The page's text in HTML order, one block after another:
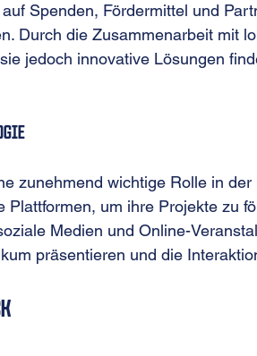
Spenden, Fördermittel und
Durch die Zusammenarbeit mit
jedoch innovative Lösungen
zunehmend wichtige Rolle in
Plattformen, um ihre Projekte zu
Medien und Online-
präsentieren und die